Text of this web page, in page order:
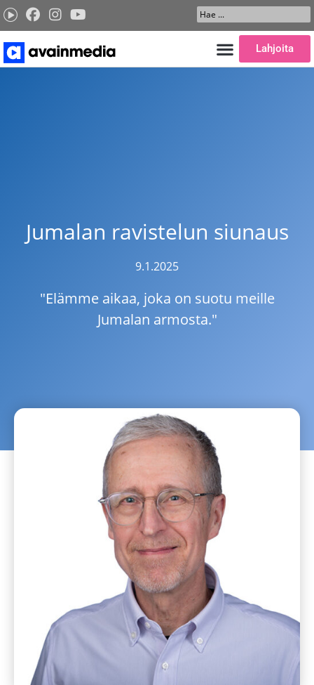
Siirry
sisältöön
Search
...
Lahjoita
Jumalan ravistelun siunaus
9.1.2025
"Elämme aikaa, joka on suotu meille
Jumalan armosta."